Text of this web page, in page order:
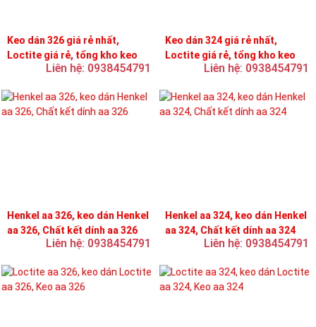
Keo dán 326 giá rẻ nhất,
Loctite giá rẻ, tổng kho keo
Liên hệ: 0938454791
Keo dán 324 giá rẻ nhất,
Loctite giá rẻ, tổng kho keo
Liên hệ: 0938454791
Henkel aa 326, keo dán Henkel
aa 326, Chất kết dính aa 326
Liên hệ: 0938454791
Henkel aa 324, keo dán Henkel
aa 324, Chất kết dính aa 324
Liên hệ: 0938454791